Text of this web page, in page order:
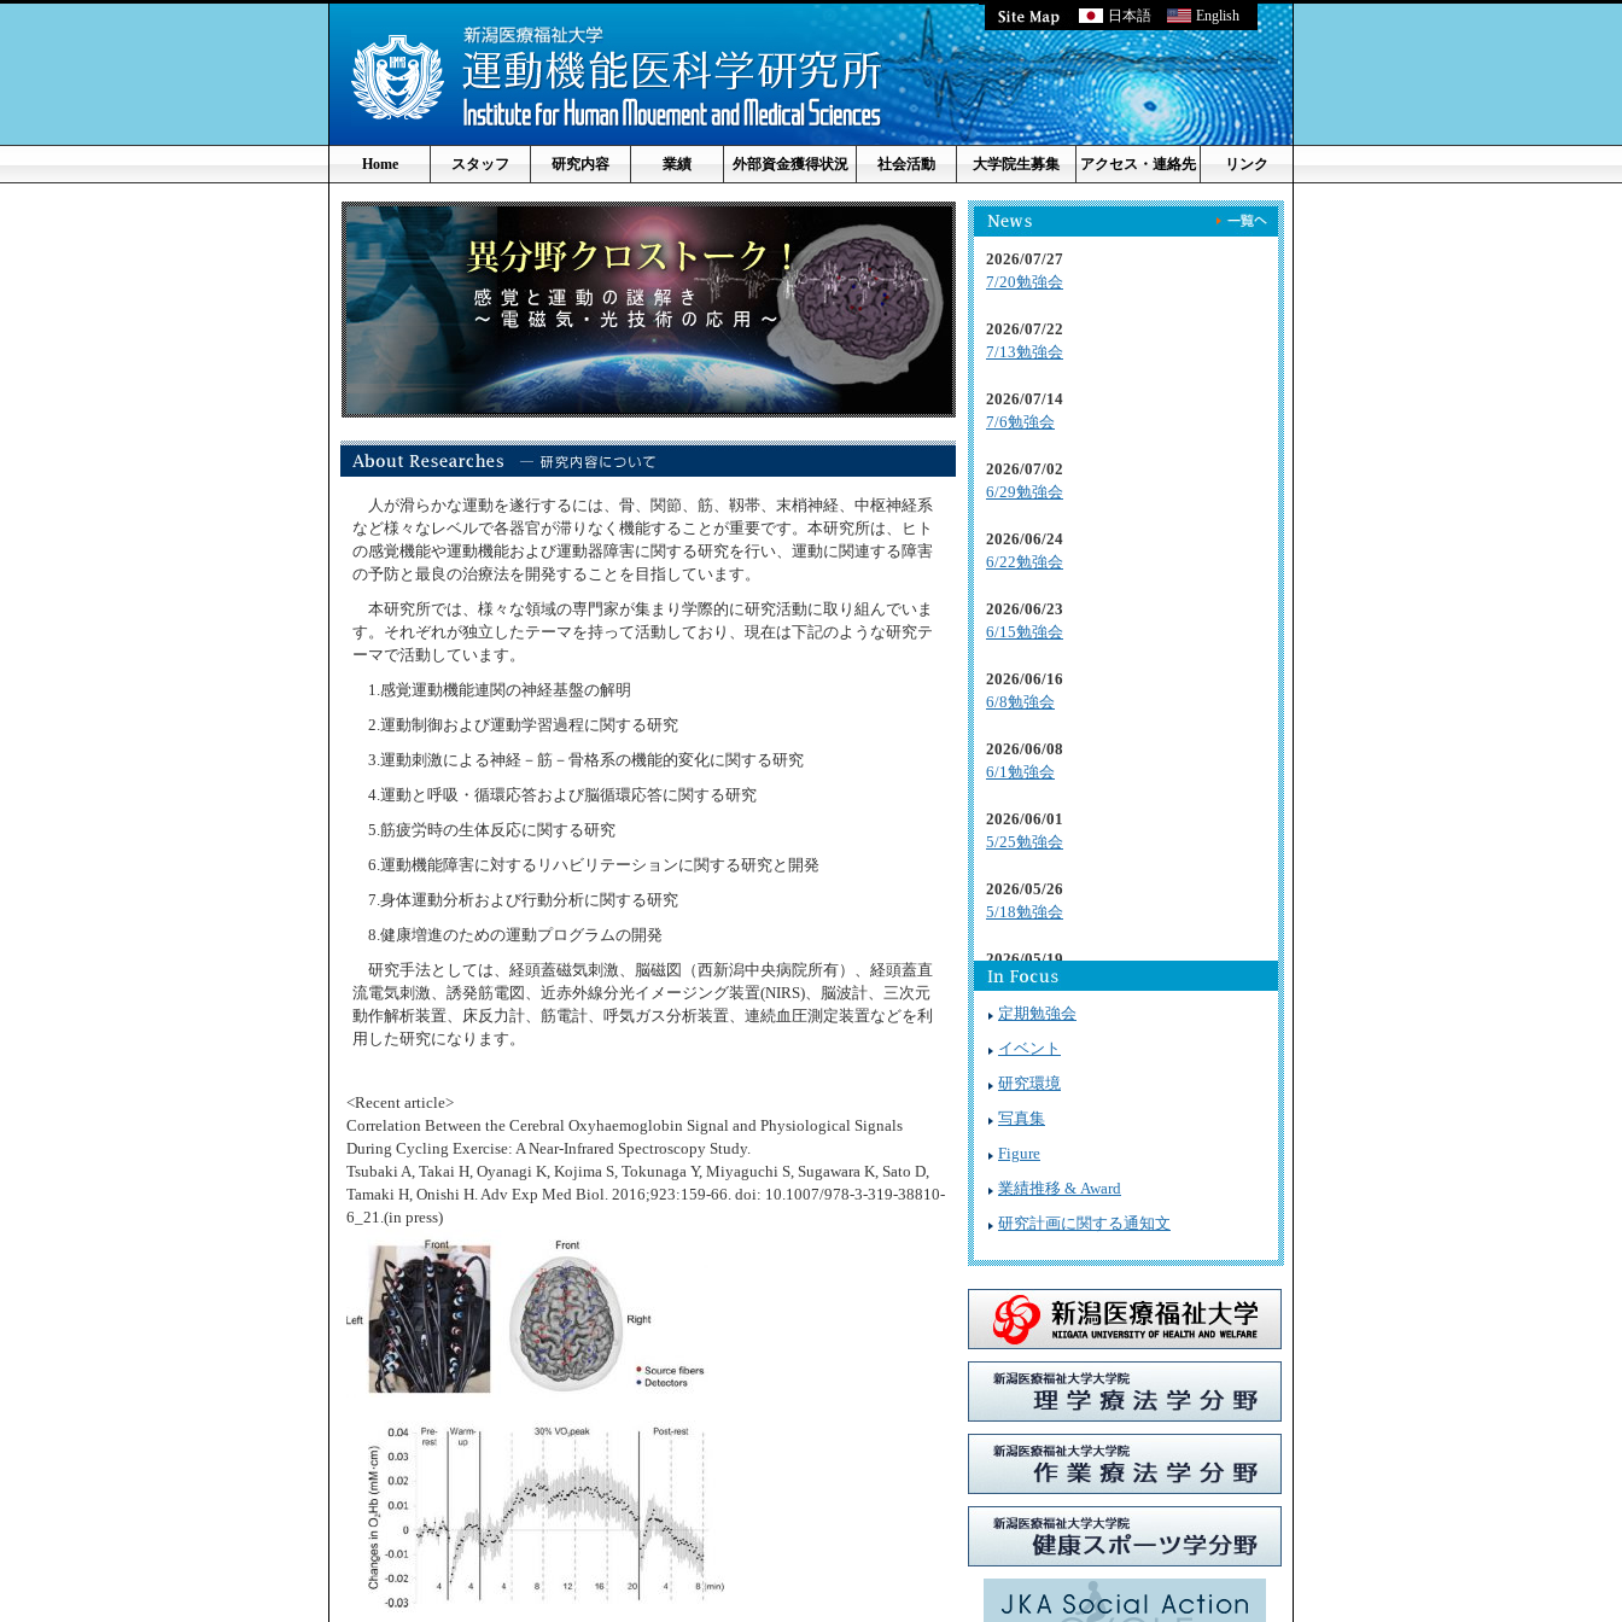
日本語 English
Home スタッフ 研究内容 業績 外部資金獲得状況 社会活動 大学院生募集 アクセス・連絡先 リンク
人が滑らかな運動を遂行するには、骨、関節、筋、靱帯、末梢神経、中枢神経系
など様々なレベルで各器官が滞りなく機能することが重要です。本研究所は、ヒト
の感覚機能や運動機能および運動器障害に関する研究を行い、運動に関連する障害
の予防と最良の治療法を開発することを目指しています。
本研究所では、様々な領域の専門家が集まり学際的に研究活動に取り組んでいま
す。それぞれが独立したテーマを持って活動しており、現在は下記のような研究テ
ーマで活動しています。
1.感覚運動機能連関の神経基盤の解明
2.運動制御および運動学習過程に関する研究
3.運動刺激による神経－筋－骨格系の機能的変化に関する研究
4.運動と呼吸・循環応答および脳循環応答に関する研究
5.筋疲労時の生体反応に関する研究
6.運動機能障害に対するリハビリテーションに関する研究と開発
7.身体運動分析および行動分析に関する研究
8.健康増進のための運動プログラムの開発
研究手法としては、経頭蓋磁気刺激、脳磁図（西新潟中央病院所有）、経頭蓋直
流電気刺激、誘発筋電図、近赤外線分光イメージング装置(NIRS)、脳波計、三次元
動作解析装置、床反力計、筋電計、呼気ガス分析装置、連続血圧測定装置などを利
用した研究になります。
<Recent article>
Correlation Between the Cerebral Oxyhaemoglobin Signal and Physiological Signals
During Cycling Exercise: A Near-Infrared Spectroscopy Study.
Tsubaki A, Takai H, Oyanagi K, Kojima S, Tokunaga Y, Miyaguchi S, Sugawara K, Sato D,
Tamaki H, Onishi H. Adv Exp Med Biol. 2016;923:159-66. doi: 10.1007/978-3-319-38810-
6_21.(in press)
2026/07/27
7/20勉強会
2026/07/22
7/13勉強会
2026/07/14
7/6勉強会
2026/07/02
6/29勉強会
2026/06/24
6/22勉強会
2026/06/23
6/15勉強会
2026/06/16
6/8勉強会
2026/06/08
6/1勉強会
2026/06/01
5/25勉強会
2026/05/26
5/18勉強会
2026/05/19
5/11勉強会
4/27勉強会
4/20勉強会
4/13勉強会
4/6勉強会
2026/04/07
3/30勉強会
2026/03/30
3/23勉強会
2026/03/30
3/16勉強会
2026/03/09
3/2勉強会
2/9勉強会
定期勉強会
イベント
研究環境
写真集
Figure
業績推移 & Award
研究計画に関する通知文